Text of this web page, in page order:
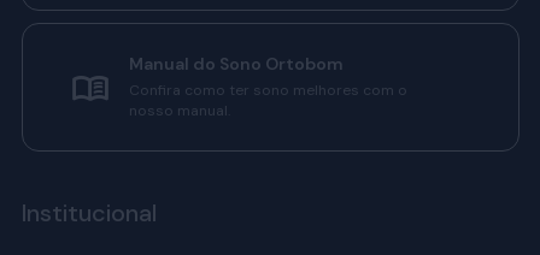
Manual do Sono Ortobom
Confira como ter sono melhores com o
nosso manual.
Institucional